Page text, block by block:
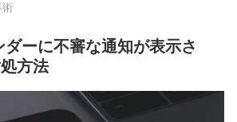
術
ーに不審な通知が表示さ
方法